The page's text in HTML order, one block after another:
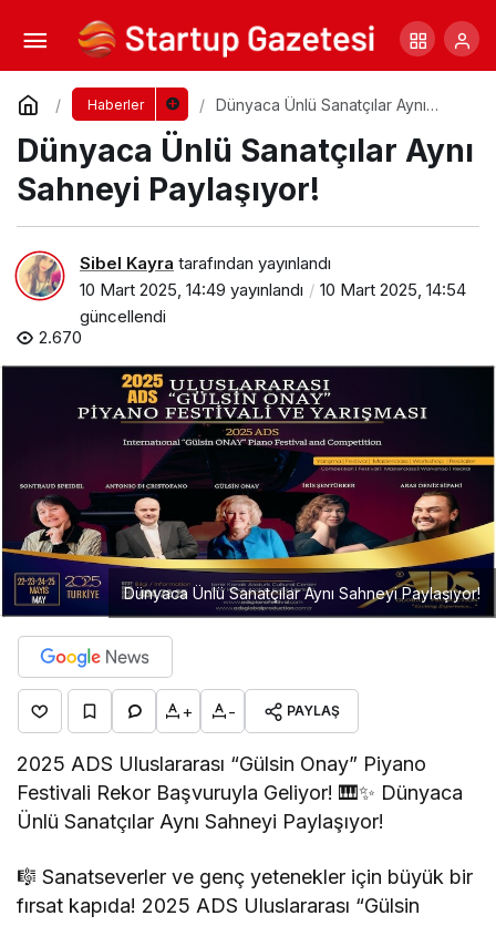
Haberler
Dünyaca Ünlü Sanatçılar Aynı
Dünyaca Ünlü Sanatçılar Aynı
Sahneyi Paylaşıyor!
Sibel Kayra tarafından yayınlandı
10 Mart 2025, 14:49 yayınlandı
10 Mart 2025, 14:54
güncellendi
2.670
Dünyaca Ünlü Sanatçılar Aynı Sahneyi Paylaşıyor!
+ - PAYLAŞ
2025 ADS Uluslararası “Gülsin Onay” Piyano
Festivali Rekor Başvuruyla Geliyor! 🎹✨ Dünyaca
Ünlü Sanatçılar Aynı Sahneyi Paylaşıyor!
🎼 Sanatseverler ve genç yetenekler için büyük bir
fırsat kapıda! 2025 ADS Uluslararası “Gülsin
Finance Dynamics’25 Etkinliği İçin Geri
Sayım!
Yorum Yap Paylaş